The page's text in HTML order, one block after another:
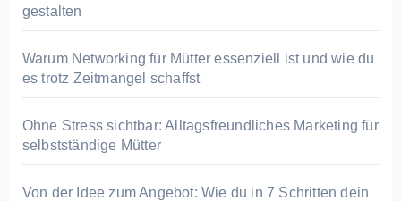
gestalten
Warum Networking für Mütter essenziell ist und wie du
es trotz Zeitmangel schaffst
Ohne Stress sichtbar: Alltagsfreundliches Marketing für
selbstständige Mütter
Von der Idee zum Angebot: Wie du in 7 Schritten dein